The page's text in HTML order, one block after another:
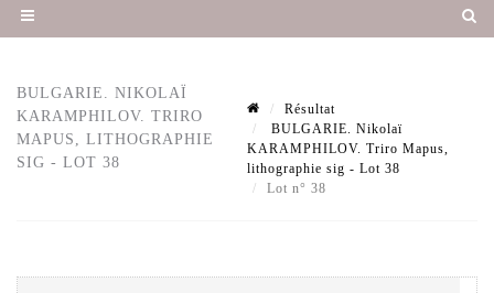
BULGARIE. NIKOLAÏ
KARAMPHILOV. TRIRO
MAPUS, LITHOGRAPHIE
SIG - LOT 38
Résultat
BULGARIE. Nikolaï
KARAMPHILOV. Triro Mapus,
lithographie sig - Lot 38
Lot n° 38